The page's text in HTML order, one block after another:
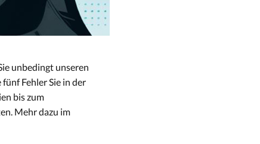
unbedingt unseren
Fehler Sie in der
bis zum
Mehr dazu im